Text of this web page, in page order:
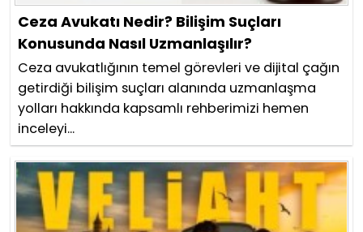
Ceza Avukatı Nedir? Bilişim Suçları
Konusunda Nasıl Uzmanlaşılır?
Ceza avukatlığının temel görevleri ve dijital çağın
getirdiği bilişim suçları alanında uzmanlaşma
yolları hakkında kapsamlı rehberimizi hemen
inceleyi...